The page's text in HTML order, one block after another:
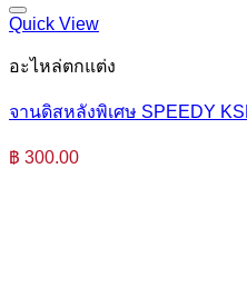
Quick View
อะไหล่ตกแต่ง
จานดิสหลังพิเศษ SPEEDY
฿ 300.00